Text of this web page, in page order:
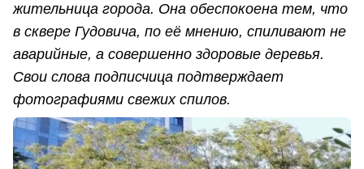
жительница города. Она обеспокоена тем, что
в сквере Гудовича, по её мнению, спиливают не
аварийные, а совершенно здоровые деревья.
Свои слова подписчица подтверждает
фотографиями свежих спилов.